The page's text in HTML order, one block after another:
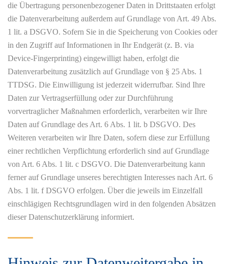
die Übertragung personenbezogener Daten in Drittstaaten erfolgt
die Datenverarbeitung außerdem auf Grundlage von Art. 49 Abs.
1 lit. a DSGVO. Sofern Sie in die Speicherung von Cookies oder
in den Zugriff auf Informationen in Ihr Endgerät (z. B. via
Device-Fingerprinting) eingewilligt haben, erfolgt die
Datenverarbeitung zusätzlich auf Grundlage von § 25 Abs. 1
TTDSG. Die Einwilligung ist jederzeit widerrufbar. Sind Ihre
Daten zur Vertragserfüllung oder zur Durchführung
vorvertraglicher Maßnahmen erforderlich, verarbeiten wir Ihre
Daten auf Grundlage des Art. 6 Abs. 1 lit. b DSGVO. Des
Weiteren verarbeiten wir Ihre Daten, sofern diese zur Erfüllung
einer rechtlichen Verpflichtung erforderlich sind auf Grundlage
von Art. 6 Abs. 1 lit. c DSGVO. Die Datenverarbeitung kann
ferner auf Grundlage unseres berechtigten Interesses nach Art. 6
Abs. 1 lit. f DSGVO erfolgen. Über die jeweils im Einzelfall
einschlägigen Rechtsgrundlagen wird in den folgenden Absätzen
dieser Datenschutzerklärung informiert.